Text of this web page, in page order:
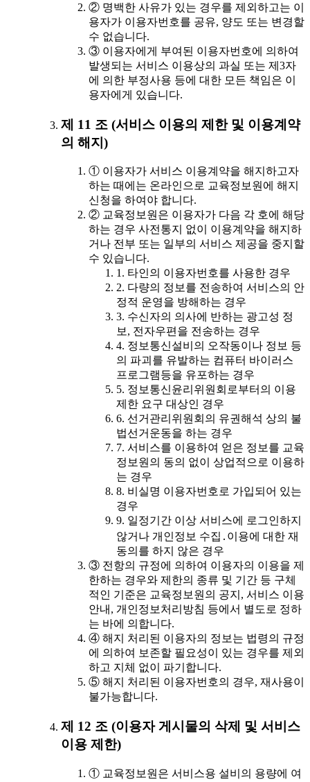
② 명백한 사유가 있는 경우를 제외하고는 이
용자가 이용자번호를 공유, 양도 또는 변경할
수 없습니다.
③ 이용자에게 부여된 이용자번호에 의하여
발생되는 서비스 이용상의 과실 또는 제3자
에 의한 부정사용 등에 대한 모든 책임은 이
용자에게 있습니다.
제 11 조 (서비스 이용의 제한 및 이용계약
의 해지)
① 이용자가 서비스 이용계약을 해지하고자
하는 때에는 온라인으로 교육정보원에 해지
신청을 하여야 합니다.
② 교육정보원은 이용자가 다음 각 호에 해당
하는 경우 사전통지 없이 이용계약을 해지하
거나 전부 또는 일부의 서비스 제공을 중지할
수 있습니다.
1. 타인의 이용자번호를 사용한 경우
2. 다량의 정보를 전송하여 서비스의 안
정적 운영을 방해하는 경우
3. 수신자의 의사에 반하는 광고성 정
보, 전자우편을 전송하는 경우
4. 정보통신설비의 오작동이나 정보 등
의 파괴를 유발하는 컴퓨터 바이러스
프로그램등을 유포하는 경우
5. 정보통신윤리위원회로부터의 이용
제한 요구 대상인 경우
6. 선거관리위원회의 유권해석 상의 불
법선거운동을 하는 경우
7. 서비스를 이용하여 얻은 정보를 교육
정보원의 동의 없이 상업적으로 이용하
는 경우
8. 비실명 이용자번호로 가입되어 있는
경우
9. 일정기간 이상 서비스에 로그인하지
않거나 개인정보 수집․이용에 대한 재
동의를 하지 않은 경우
③ 전항의 규정에 의하여 이용자의 이용을 제
한하는 경우와 제한의 종류 및 기간 등 구체
적인 기준은 교육정보원의 공지, 서비스 이용
안내, 개인정보처리방침 등에서 별도로 정하
는 바에 의합니다.
④ 해지 처리된 이용자의 정보는 법령의 규정
에 의하여 보존할 필요성이 있는 경우를 제외
하고 지체 없이 파기합니다.
⑤ 해지 처리된 이용자번호의 경우, 재사용이
불가능합니다.
제 12 조 (이용자 게시물의 삭제 및 서비스
이용 제한)
① 교육정보원은 서비스용 설비의 용량에 여